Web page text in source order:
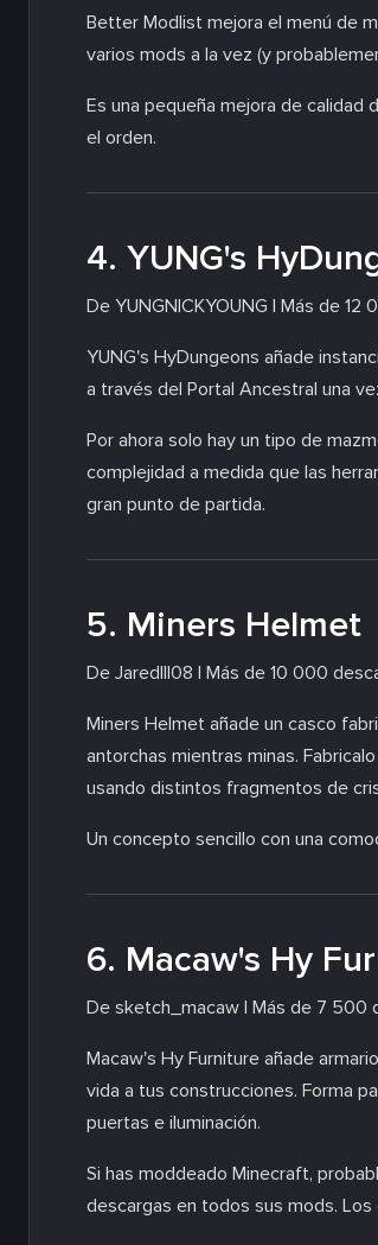
Better Modlist mejora el menú de
varios mods a la vez (y
Es una pequeña mejora de calidad
el orden.
4. YUNG's
De YUNGNICKYOUNG | Más de 12
YUNG's HyDungeons añade
a través del Portal Ancestral una
Por ahora solo hay un tipo de
complejidad a medida que las
gran punto de partida.
5. Miners Helmet
De Jaredlll08 | Más de 10 000
Miners Helmet añade un casco
antorchas mientras minas.
usando distintos fragmentos de
Un concepto sencillo con una
6. Macaw's Hy
De sketch_macaw | Más de 7 500
Macaw's Hy Furniture añade
vida a tus construcciones. Forma
puertas e iluminación.
Si has moddeado Minecraft,
descargas en todos sus mods.